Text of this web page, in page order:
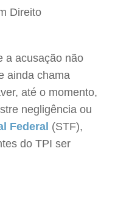
Direito
a acusação não
ainda chama
até o momento,
negligência ou
Federal (STF),
do TPI ser